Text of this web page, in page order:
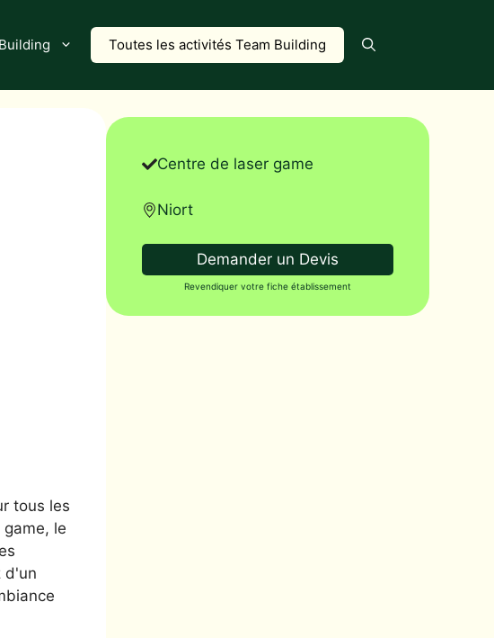
Toutes les activités Team Building
tous les
le
d'un
Centre de laser game
Niort
Demander un Devis
Revendiquer votre fiche établissement